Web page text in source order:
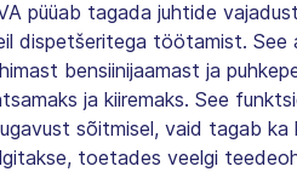
püüab tagada juhtide
dispetšeritega töötamist.
bensiinijaamast ja
ja kiiremaks. See
sõitmisel, vaid tagab ka
toetades veelgi